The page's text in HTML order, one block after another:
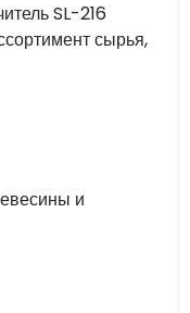
SL-216
сырья,
и